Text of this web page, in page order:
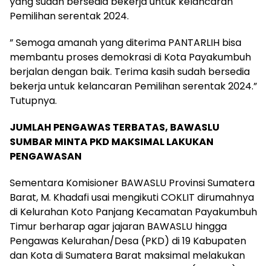
Pemilihan serentak 2024.
” Semoga amanah yang diterima PANTARLIH bisa
membantu proses demokrasi di Kota Payakumbuh
berjalan dengan baik. Terima kasih sudah bersedia
bekerja untuk kelancaran Pemilihan serentak 2024.”
Tutupnya.
JUMLAH PENGAWAS TERBATAS, BAWASLU
SUMBAR MINTA PKD MAKSIMAL LAKUKAN
PENGAWASAN
Sementara Komisioner BAWASLU Provinsi Sumatera
Barat, M. Khadafi usai mengikuti COKLIT dirumahnya
di Kelurahan Koto Panjang Kecamatan Payakumbuh
Timur berharap agar jajaran BAWASLU hingga
Pengawas Kelurahan/Desa (PKD) di 19 Kabupaten
dan Kota di Sumatera Barat maksimal melakukan